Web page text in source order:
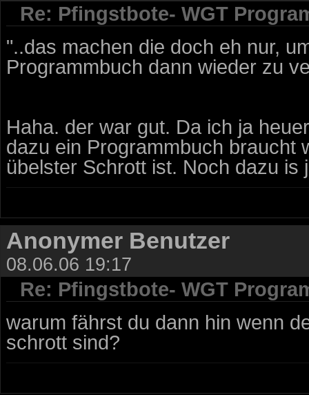
Re: Pfingstbote- WGT
"..das machen die doch eh nur,
Programmbuch dann wieder zu
Haha. der war gut. Da ich ja
dazu ein Programmbuch braucht
übelster Schrott ist. Noch dazu
Anonymer Benutzer
08.06.06 19:17
Re: Pfingstbote- WGT
warum fährst du dann hin wenn
schrott sind?